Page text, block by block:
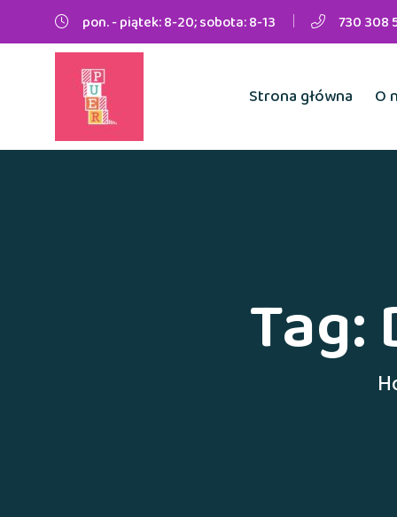
pon. - piątek: 8-20; sobota: 8-13 730 308
Strona główna O
Tag: